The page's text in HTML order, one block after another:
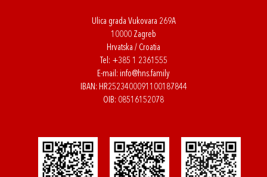
Ulica grada Vukovara 269A
10000 Zagreb
Hrvatska / Croatia
Tel: +385 1 2361555
E-mail: info@hns.family
IBAN: HR2523400091100187844
OIB: 08516152078